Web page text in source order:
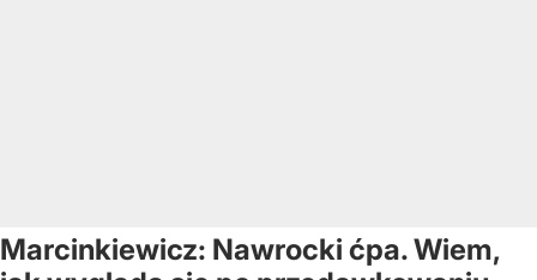
Marcinkiewicz: Nawrocki ćpa. Wiem,